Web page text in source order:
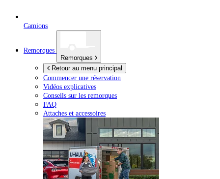
Camions
Remorques
Remorques
Retour au menu principal
Commencer une réservation
Vidéos explicatives
Conseils sur les remorques
FAQ
Attaches et accessoires